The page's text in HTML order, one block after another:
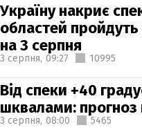
Україну накриє
областей
на 3 серпня
3 серпня, 09:27 10995
Від спеки +40
шквалами:
3 серпня, 08:00 5465